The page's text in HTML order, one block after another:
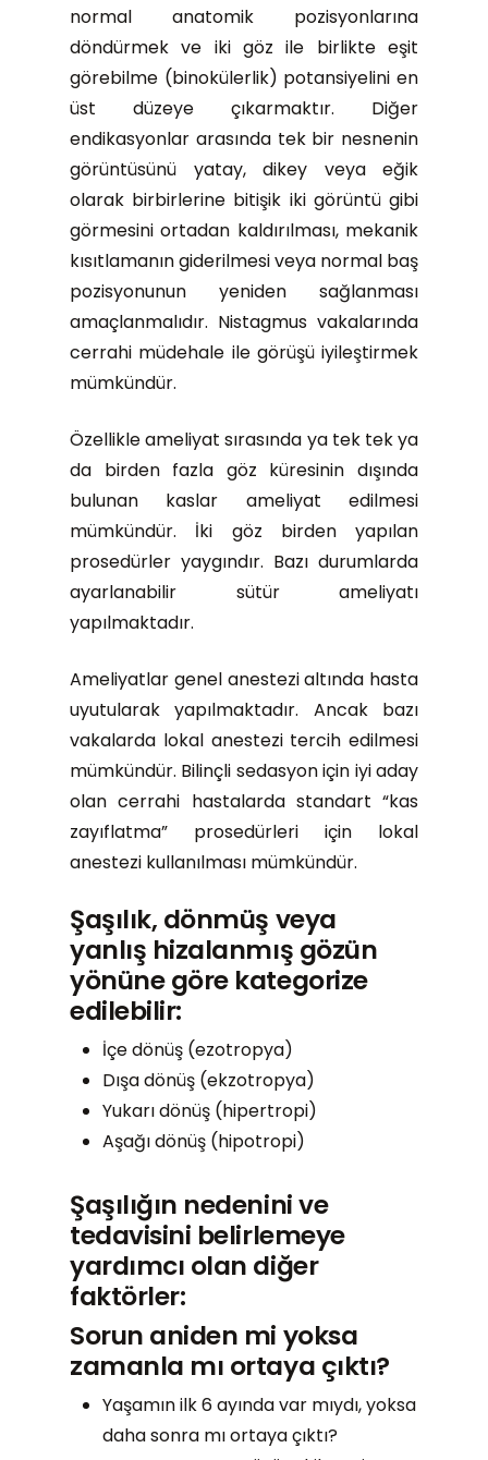
normal anatomik pozisyonlarına
döndürmek ve iki göz ile birlikte eşit
görebilme (binokülerlik) potansiyelini en
üst düzeye çıkarmaktır. Diğer
endikasyonlar arasında tek bir nesnenin
görüntüsünü yatay, dikey veya eğik
olarak birbirlerine bitişik iki görüntü gibi
görmesini ortadan kaldırılması, mekanik
kısıtlamanın giderilmesi veya normal baş
pozisyonunun yeniden sağlanması
amaçlanmalıdır. Nistagmus vakalarında
cerrahi müdehale ile görüşü iyileştirmek
mümkündür.
Özellikle ameliyat sırasında ya tek tek ya
da birden fazla göz küresinin dışında
bulunan kaslar ameliyat edilmesi
mümkündür. İki göz birden yapılan
prosedürler yaygındır. Bazı durumlarda
ayarlanabilir sütür ameliyatı
yapılmaktadır.
Ameliyatlar genel anestezi altında hasta
uyutularak yapılmaktadır. Ancak bazı
vakalarda lokal anestezi tercih edilmesi
mümkündür. Bilinçli sedasyon için iyi aday
olan cerrahi hastalarda standart “kas
zayıflatma” prosedürleri için lokal
anestezi kullanılması mümkündür.
Şaşılık, dönmüş veya
yanlış hizalanmış gözün
yönüne göre kategorize
edilebilir:
İçe dönüş (ezotropya)
Dışa dönüş (ekzotropya)
Yukarı dönüş (hipertropi)
Aşağı dönüş (hipotropi)
Şaşılığın nedenini ve
tedavisini belirlemeye
yardımcı olan diğer
faktörler:
Sorun aniden mi yoksa
zamanla mı ortaya çıktı?
Yaşamın ilk 6 ayında var mıydı, yoksa
daha sonra mı ortaya çıktı?